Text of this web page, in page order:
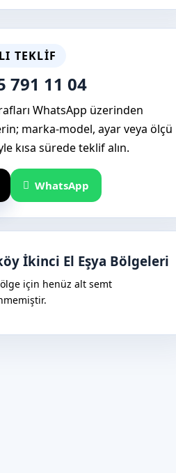
TEKLIF
791 11 04
WhatsApp üzerinden
marka-model, ayar veya ölçü
kısa sürede teklif alın.
WhatsApp
İkinci El Eşya Bölgeleri
için henüz alt semt